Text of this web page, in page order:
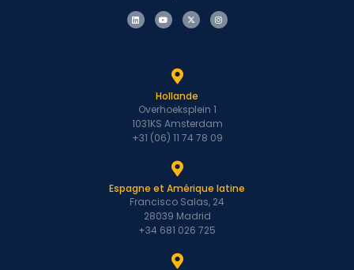
Hollande
Overhoeksplein 1
1031KS Amsterdam
+31 (06) 11 74 78 09
Espagne et Amérique latine
Francisco Salas, 24
28039 Madrid
+34 681 026 725